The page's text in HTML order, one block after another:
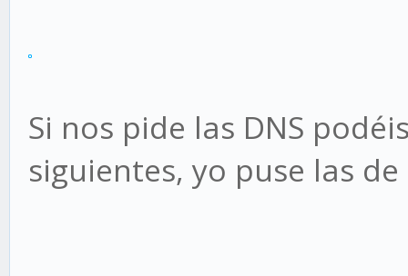
Si nos pide las DNS
siguientes, yo puse las de